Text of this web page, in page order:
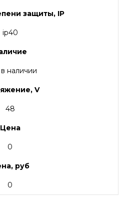
защиты, IP
ip40
в наличии
V
48
Цена
0
руб
0